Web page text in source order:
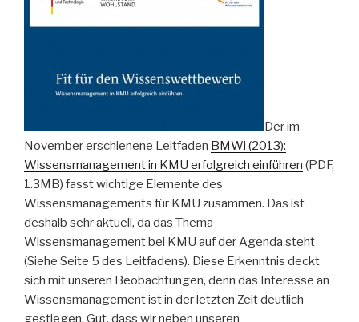
Der im
November erschienene Leitfaden BMWi (2013):
Wissensmanagement in KMU erfolgreich einführen (PDF,
1.3MB) fasst wichtige Elemente des
Wissensmanagements für KMU zusammen. Das ist
deshalb sehr aktuell, da das Thema
Wissensmanagement bei KMU auf der Agenda steht
(Siehe Seite 5 des Leitfadens). Diese Erkenntnis deckt
sich mit unseren Beobachtungen, denn das Interesse an
Wissensmanagement ist in der letzten Zeit deutlich
gestiegen. Gut, dass wir neben unseren